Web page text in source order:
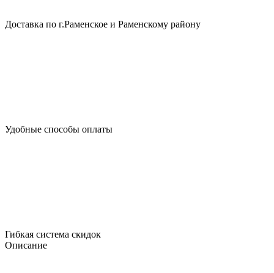
Доставка по г.Раменское и Раменскому району
Удобные способы оплаты
Гибкая система скидок
Описание